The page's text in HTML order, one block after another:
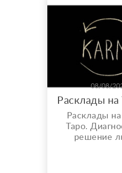
08/08/
Расклады на
Таро.
решение